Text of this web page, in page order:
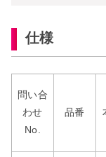
仕様
問い合
わせ
No.
品番